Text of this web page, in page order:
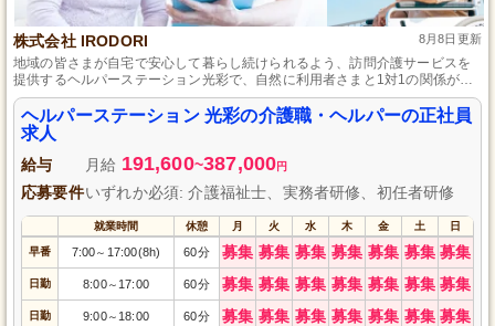
株式会社 IRODORI 8月8日更新
地域の皆さまが自宅で安心して暮らし続けられるよう、訪問介護サービスを
提供するヘルパーステーション光彩で、自然に利用者さまと1対1の関係が築
け、その生活全般に深く関与できます。
ヘルパーステーション 光彩の介護職・ヘルパーの正社員
求人
給与 月給 191,600~387,000円
応募要件いずれか必須: 介護福祉士、実務者研修、初任者研修
就業時間 休憩 月 火 水 木 金 土 日
早番 7:00～ 17:00(8h) 60分 募集 募集 募集 募集 募集 募集 募集
日勤 8:00～ 17:00 60分 募集 募集 募集 募集 募集 募集 募集
日勤 9:00～ 18:00 60分 募集 募集 募集 募集 募集 募集 募集